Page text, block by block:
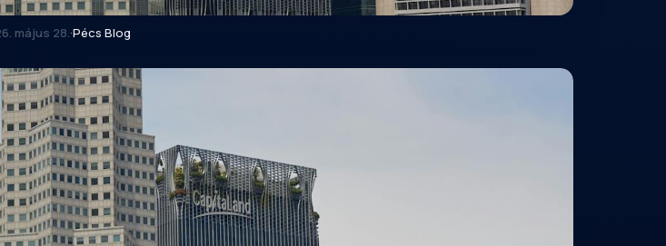
május 28.·Pécs Blog